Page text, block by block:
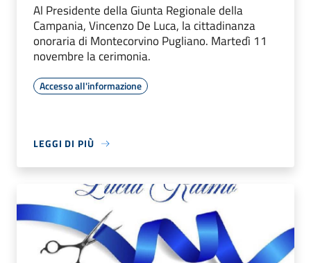
Al Presidente della Giunta Regionale della
Campania, Vincenzo De Luca, la cittadinanza
onoraria di Montecorvino Pugliano. Martedì 11
novembre la cerimonia.
Accesso all'informazione
LEGGI DI PIÙ